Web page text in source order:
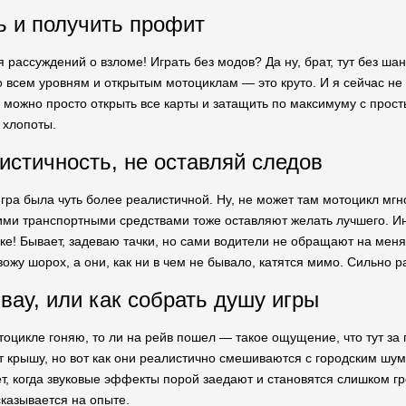
и получить профит
о взломе! Играть без модов? Да ну, брат, тут без
всем уровням и открытым мотоциклам — это круто. И я сейчас
можно просто открыть все карты и затащить по максимуму с
не оставляй следов
была чуть более реалистичной. Ну, не может там мотоцикл
транспортными средствами тоже оставляют желать лучшего.
Бывает, задеваю тачки, но сами водители не обращают на
шорох, а они, как ни в чем не бывало, катятся мимо. Сильно
или как собрать душу игры
гоняю, то ли на рейв пошел — такое ощущение, что тут за
крышу, но вот как они реалистично смешиваются с городским
когда звуковые эффекты порой заедают и становятся слишком
на опыте.